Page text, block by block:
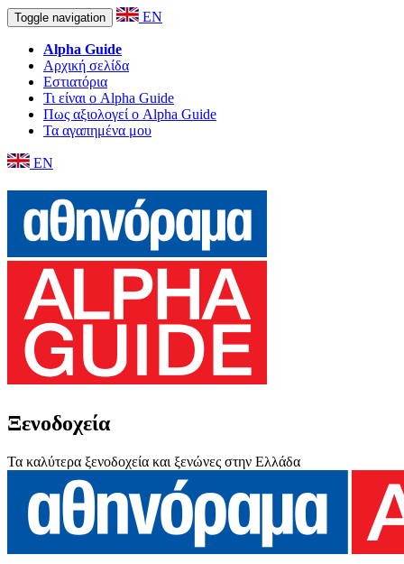
Toggle navigation EN
Alpha Guide
Αρχική σελίδα
Εστιατόρια
Τι είναι ο Alpha Guide
Πως αξιολογεί ο Alpha Guide
Τα αγαπημένα μου
EN
Ξενοδοχεία
Τα καλύτερα ξενοδοχεία και ξενώνες στην Ελλάδα